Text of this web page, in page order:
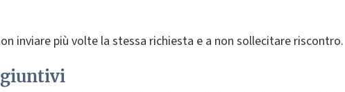
inviare più volte la stessa richiesta e a non sollecitare riscontro.